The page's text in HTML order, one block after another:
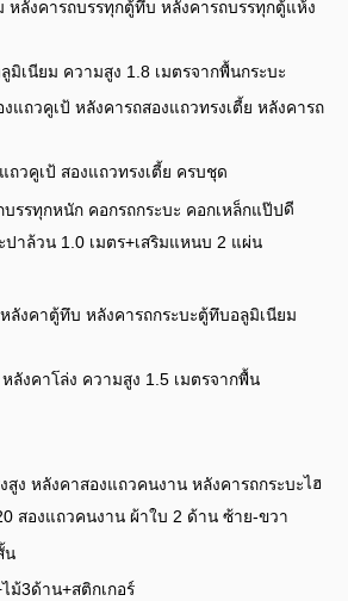
เนียม ความสูง 1.8 เมตรจากพื้นกระบะ
ถวคูเป้ สองแถวทรงเตี้ย ครบชุด
ดี
าล้วน 1.0 เมตร+เสริมแหนบ 2 แผ่น
ลังคาโล่ง ความสูง 1.5 เมตรจากพื้น
ไฮ
สองแถวคนงาน ผ้าใบ 2 ด้าน ซ้าย-ขวา
น
ม้3ด้าน+สติกเกอร์